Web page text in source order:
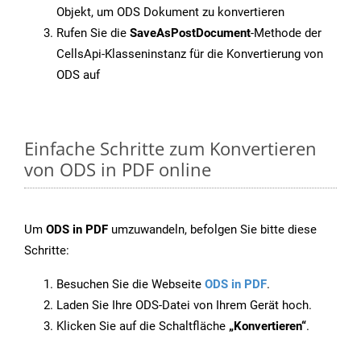
Objekt, um ODS Dokument zu konvertieren
Rufen Sie die SaveAsPostDocument-Methode der
CellsApi-Klasseninstanz für die Konvertierung von
ODS auf
Einfache Schritte zum Konvertieren
von ODS in PDF online
Um ODS in PDF umzuwandeln, befolgen Sie bitte diese
Schritte:
Besuchen Sie die Webseite ODS in PDF.
Laden Sie Ihre ODS-Datei von Ihrem Gerät hoch.
Klicken Sie auf die Schaltfläche „Konvertieren“.